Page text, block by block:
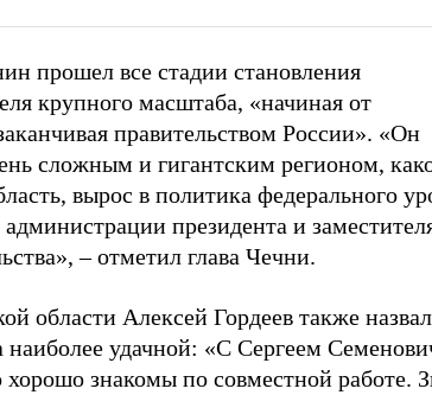
прошел все стадии становления
крупного масштаба, «начиная от
правительством России». «Он
сложным и гигантским регионом,
вырос в политика федерального
президента и
– отметил глава Чечни.
области Алексей Гордеев также назвал
наиболее удачной: «С Сергеем
хорошо знакомы по совместной работе.